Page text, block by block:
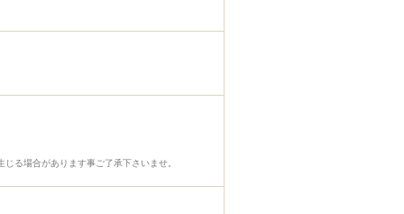
る場合があります事ご了承下さいませ。